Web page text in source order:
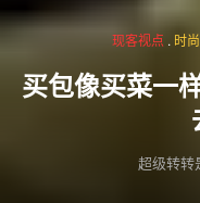
现客视点 . 时尚
买包像买菜一
超级转转